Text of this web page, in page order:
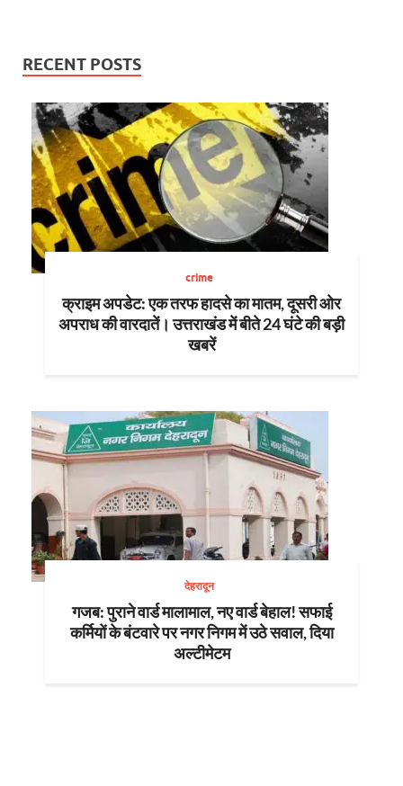
RECENT POSTS
crime
क्राइम अपडेट: एक तरफ हादसे का मातम, दूसरी ओर
अपराध की वारदातें। उत्तराखंड में बीते 24 घंटे की बड़ी
खबरें
देहरादून
गजब: पुराने वार्ड मालामाल, नए वार्ड बेहाल! सफाई
कर्मियों के बंटवारे पर नगर निगम में उठे सवाल, दिया
अल्टीमेटम